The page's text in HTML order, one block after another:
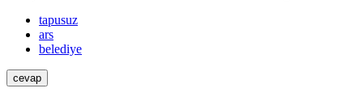
tapusuz
ars
belediye